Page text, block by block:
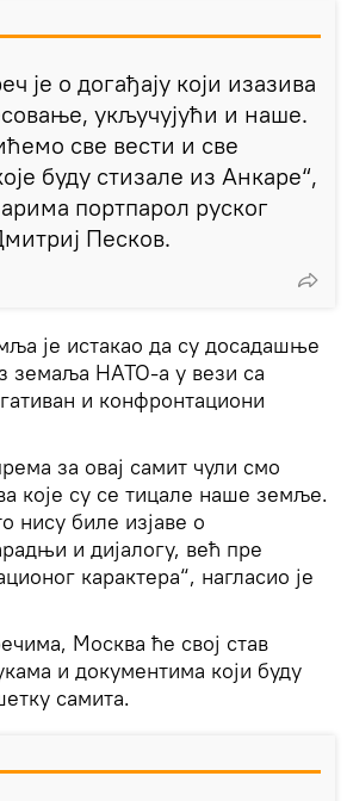
је о догађају који изазива
укључујући и наше.
све вести и све
буду стизале из Анкаре“,
портпарол руског
Песков.
је истакао да су досадашње
земаља НАТО-а у вези са
и конфронтациони
за овај самит чули смо
које су се тицале наше земље.
нису биле изјаве о
и дијалогу, већ пре
карактера“, нагласио је
Москва ће свој став
и документима који буду
самита.